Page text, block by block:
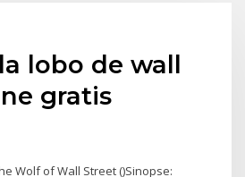
lobo de wall
gratis
Wolf of Wall Street ()Sinopse: